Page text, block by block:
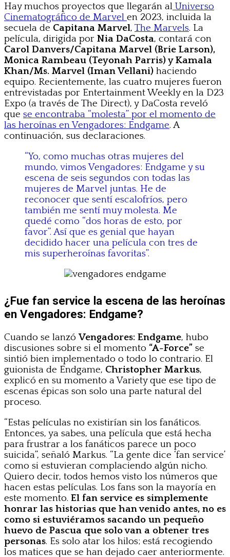
Hay muchos proyectos que llegarán al Universo
Cinematográfico de Marvel en 2023, incluida la
secuela de Capitana Marvel, The Marvels. La
película, dirigida por Nia DaCosta, contará con
Carol Danvers/Capitana Marvel (Brie Larson),
Monica Rambeau (Teyonah Parris) y Kamala
Khan/Ms. Marvel (Iman Vellani) haciendo
equipo. Recientemente, las cuatro mujeres fueron
entrevistadas por Entertainment Weekly en la D23
Expo (a través de The Direct), y DaCosta reveló
que se encontraba “molesta” por el momento de
las heroínas en Vengadores: Endgame. A
continuación, sus declaraciones.
“Yo, como muchas otras mujeres del
mundo, vimos Vengadores: Endgame y su
escena de seis segundos con todas las
mujeres de Marvel juntas. He de
reconocer que sentí escalofríos, pero
también me sentí muy molesta. Me
quedé como “dos horas de esto, por
favor”. Así que es genial que hayan
decidido hacer una película con tres de
mis superheroínas favoritas”.
¿Fue fan service la escena de las heroínas
en Vengadores: Endgame?
Cuando se lanzóVengadores: Endgame, hubo
discusiones sobre si el momento “A-Force” se
sintió bien implementado o todo lo contrario. El
guionista de Endgame, Christopher Markus,
explicó en su momento a Variety que ese tipo de
escenas épicas son solo una parte natural del
proceso.
“Estas películas no existirían sin los fanáticos.
Entonces, ya sabes, una película que está hecha
para frustrar a los fanáticos parece un poco
suicida”, señaló Markus. “La gente dice ‘fan service’
como si estuvieran complaciendo algún nicho.
Quiero decir, todos hemos visto los números que
hacen estas películas. Los fans son la mayoría en
este momento. El fan service es simplemente
honrar las historias que han venido antes, no es
como si estuviéramos sacando un pequeño
huevo de Pascua que solo van a obtener tres
personas. Es solo atar los hilos; está recogiendo
los matices que se han dejado caer anteriormente.